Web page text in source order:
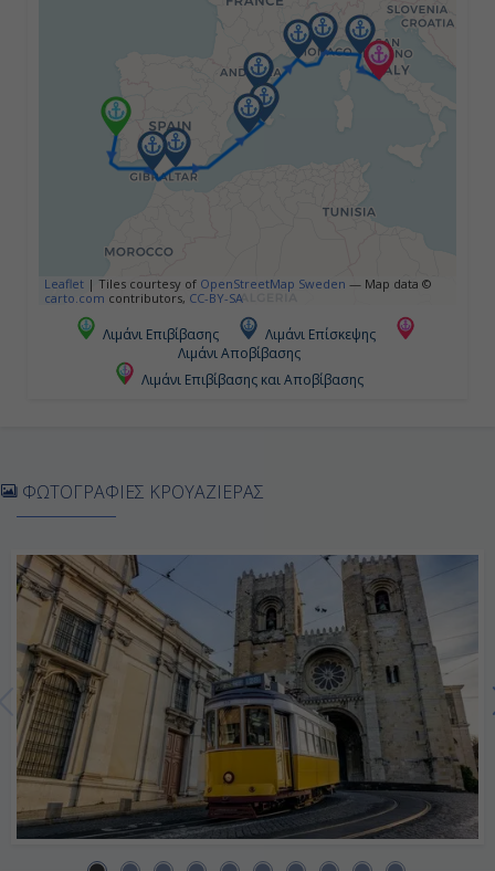
Ίμπιζα (Βαλεαρίδες), Ισπανία
13:30
22:00
08:00
19:00
Ημέρα 7η
Μασσαλία, Γαλλία
08:00
18:00
Ημέρα 8η
Leaflet | Tiles courtesy of OpenStreetMap Sweden — Map data ©
carto.com contributors, CC-BY-SA
Λιμάνι Επιβίβασης
Λιμάνι Επίσκεψης
Λιμάνι Αποβίβασης
Λιμάνι Επιβίβασης και Αποβίβασης
ΦΩΤΟΓΡΑΦΙΕΣ ΚΡΟΥΑΖΙΕΡΑΣ